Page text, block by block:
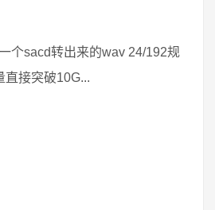
个sacd转出来的wav 24/192规
直接突破10G...